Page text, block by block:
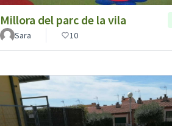
Millora del parc de la vila
Sara
10